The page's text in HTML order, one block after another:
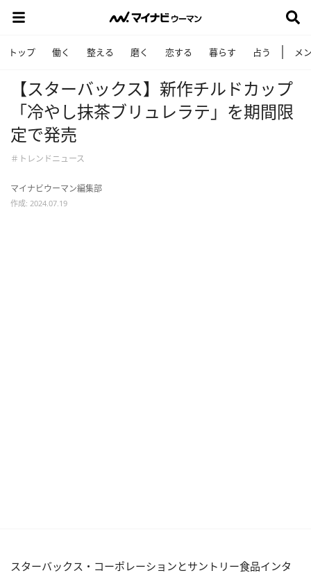
トップ 働く 整える 磨く 恋する 暮らす 占う メ
【スターバックス】新作チルドカップ
「冷やし抹茶ブリュレラテ」を期間限
定で発売
＃トレンドニュース
マイナビウーマン編集部
作成: 2024.07.19
スターバックス・コーポレーションとサントリー食品インタ